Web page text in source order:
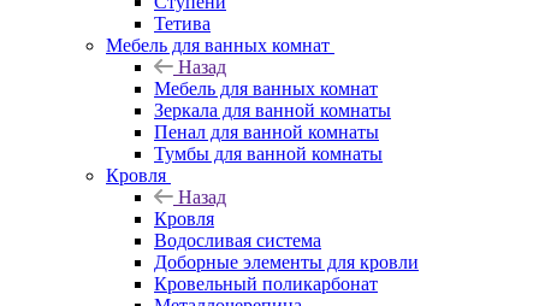
Тетива
Мебель для ванных комнат
Назад
Мебель для ванных комнат
Зеркала для ванной комнаты
Пенал для ванной комнаты
Тумбы для ванной комнаты
Кровля
Назад
Кровля
Водосливая система
Доборные элементы для кровли
Кровельный поликарбонат